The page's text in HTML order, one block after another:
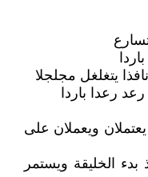
يتغلغل مجلجلا
رعدا باردا
ويعملان على
بدء الخليقة ويستمر